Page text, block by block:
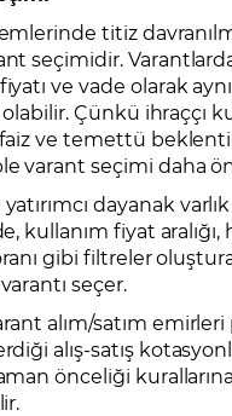
titiz
seçimidir.
ve vade olarak
olabilir. Çünkü ihraççı
faiz ve temettü
varant seçimi daha
dayanak
kullanım fiyat
gibi filtreler
seçer.
alım/satım emirleri
alış-satış
önceliği